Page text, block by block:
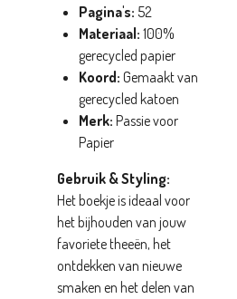
Pagina's: 52
Materiaal: 100%
gerecycled papier
Koord: Gemaakt van
gerecycled katoen
Merk: Passie voor
Papier
Gebruik & Styling:
Het boekje is ideaal voor
het bijhouden van jouw
favoriete theeën, het
ontdekken van nieuwe
smaken en het delen van